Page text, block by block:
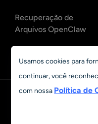
Recuperação de
Arquivos OpenClaw
OpenClaw
© 2023 - 2026 Grand
Usamos cookies para
continuar, você
com nossa Política de